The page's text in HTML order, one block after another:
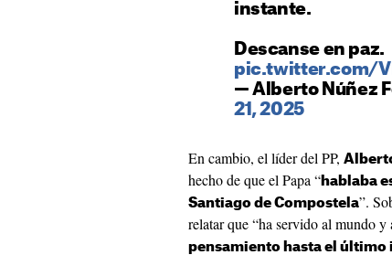
instante.
Descanse en paz.
pic.twitter.com/
— Alberto Núñez
21, 2025
En cambio, el líder del PP,
hecho de que el Papa “ hablaba
Santiago de Compostela”.
relatar que “ha servido al mundo y
pensamiento hasta el último